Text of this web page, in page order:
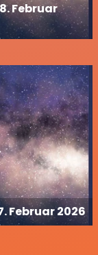
Februar
Februar 2026